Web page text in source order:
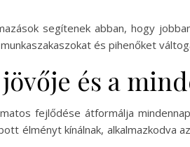
segítenek abban, hogy
és pihenőket
és a
fejlődése átformálja
élményt kínálnak, alkalmazkodva